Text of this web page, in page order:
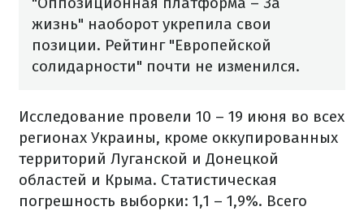
жизнь" наоборот укрепила свои
позиции. Рейтинг "Европейской
солидарности" почти не изменился.
Исследование провели 10 – 19 июня во всех
регионах Украины, кроме оккупированных
территорий Луганской и Донецкой
областей и Крыма. Статистическая
погрешность выборки: 1,1 – 1,9%. Всего